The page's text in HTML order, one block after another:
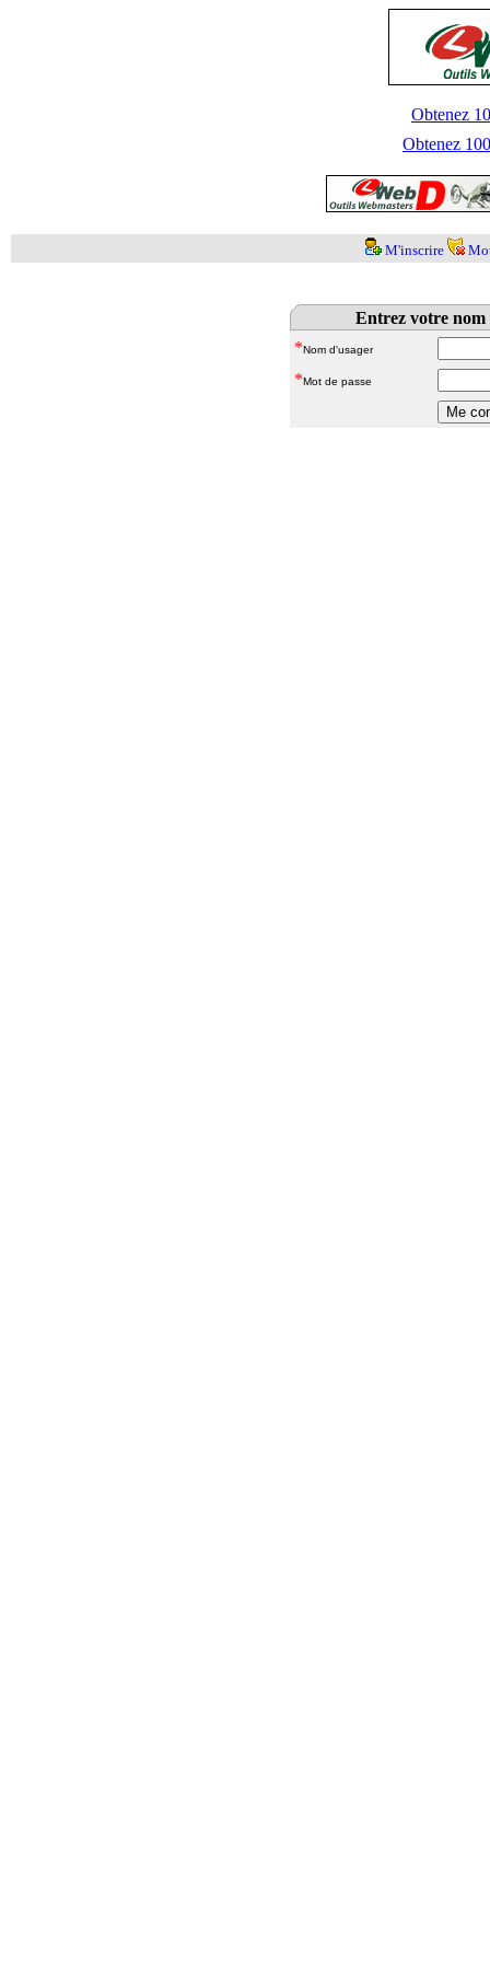
Obtenez
Obtenez
M'inscrire
Entrez votre nom
*Nom d'usager
*Mot de passe